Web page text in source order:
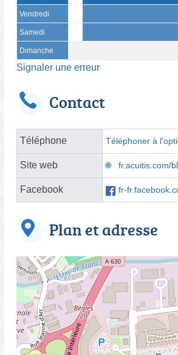
Vendredi
Samedi
Dimanche
Signaler une erreur
Contact
Téléphone Téléphoner à
Site web fr.acuitis.com/
Facebook fr-
Plan et adresse